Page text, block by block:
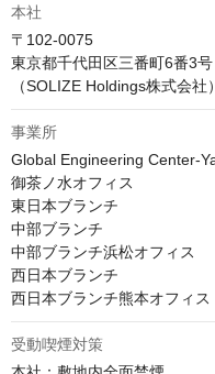
本社
〒102-0075
東京都千代田区三番町6番3
（SOLIZE Holdings株式会社）
事業所
Global Engineering Center-
御茶ノ水オフィス
東日本ブランチ
中部ブランチ
中部ブランチ浜松オフィス
西日本ブランチ
受動喫煙対策